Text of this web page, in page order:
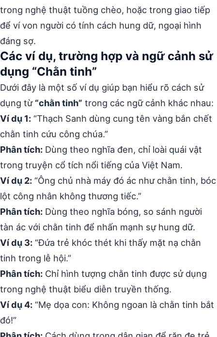
trong nghệ thuật tuồng chèo, hoặc trong giao tiếp
để ví von người có tính cách hung dữ, ngoại hình
đáng sợ.
Các ví dụ, trường hợp và ngữ cảnh sử
dụng “Chằn tinh”
Dưới đây là một số ví dụ giúp bạn hiểu rõ cách sử
dụng từ “chằn tinh” trong các ngữ cảnh khác nhau:
Ví dụ 1: “Thạch Sanh dùng cung tên vàng bắn chết
chằn tinh cứu công chúa.”
Phân tích: Dùng theo nghĩa đen, chỉ loài quái vật
trong truyện cổ tích nổi tiếng của Việt Nam.
Ví dụ 2: “Ông chủ nhà máy đó ác như chằn tinh, bóc
lột công nhân không thương tiếc.”
Phân tích: Dùng theo nghĩa bóng, so sánh người
tàn ác với chằn tinh để nhấn mạnh sự hung dữ.
Ví dụ 3: “Đứa trẻ khóc thét khi thấy mặt nạ chằn
tinh trong lễ hội.”
Phân tích: Chỉ hình tượng chằn tinh được sử dụng
trong nghệ thuật biểu diễn truyền thống.
Ví dụ 4: “Mẹ dọa con: Không ngoan là chằn tinh bắt
đó!”